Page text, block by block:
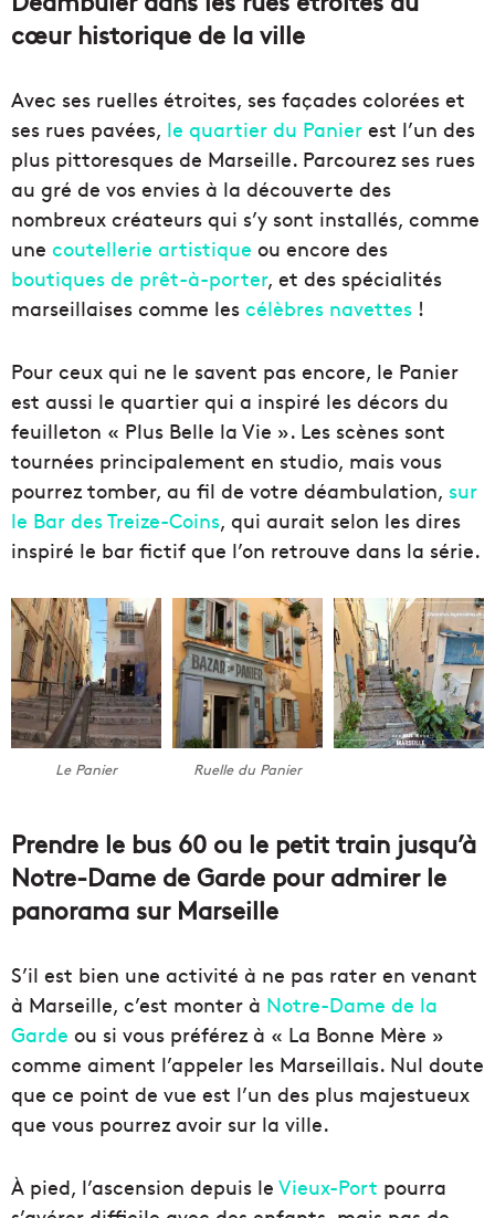
cœur historique de la ville
Avec ses ruelles étroites, ses façades colorées et
ses rues pavées, le quartier du Panier est l’un des
plus pittoresques de Marseille. Parcourez ses rues
au gré de vos envies à la découverte des
nombreux créateurs qui s’y sont installés, comme
une coutellerie artistique ou encore des
boutiques de prêt-à-porter, et des spécialités
marseillaises comme les célèbres navettes !
Pour ceux qui ne le savent pas encore, le Panier
est aussi le quartier qui a inspiré les décors du
feuilleton « Plus Belle la Vie ». Les scènes sont
tournées principalement en studio, mais vous
pourrez tomber, au fil de votre déambulation, sur
le Bar des Treize-Coins, qui aurait selon les dires
inspiré le bar fictif que l’on retrouve dans la série.
Le Panier Ruelle du Panier
Prendre le bus 60 ou le petit train jusqu’à
Notre-Dame de Garde pour admirer le
panorama sur Marseille
S’il est bien une activité à ne pas rater en venant
à Marseille, c’est monter à Notre-Dame de la
Garde ou si vous préférez à « La Bonne Mère »
comme aiment l’appeler les Marseillais. Nul doute
que ce point de vue est l’un des plus majestueux
que vous pourrez avoir sur la ville.
À pied, l’ascension depuis le Vieux-Port pourra